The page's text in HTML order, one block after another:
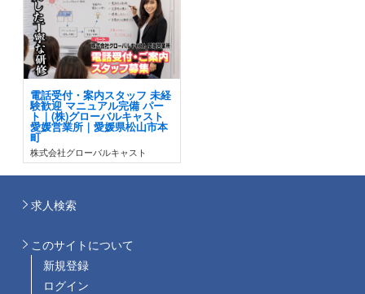
電話受付・案内スタッフ 未経
験歓迎 マニュアル完備 パー
ト｜(株)グローバルキャスト
愛媛営業所｜愛媛県松山市本
町
株式会社グローバルキャスト
求人検索
このサイトについて
新規登録
ログイン